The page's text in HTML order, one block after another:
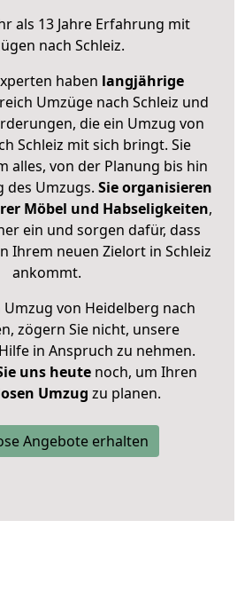
als 13 Jahre Erfahrung mit
nach Schleiz.
haben langjährige
Umzüge nach Schleiz und
die ein Umzug von
Schleiz mit sich bringt. Sie
alles, von der Planung bis hin
Umzugs. Sie organisieren
Möbel und Habseligkeiten,
ein und sorgen dafür, dass
Ihrem neuen Zielort in Schleiz
ankommt.
Umzug von Heidelberg nach
zögern Sie nicht, unsere
in Anspruch zu nehmen.
uns heutenoch, um Ihren
Umzug zu planen.
Angebote erhalten